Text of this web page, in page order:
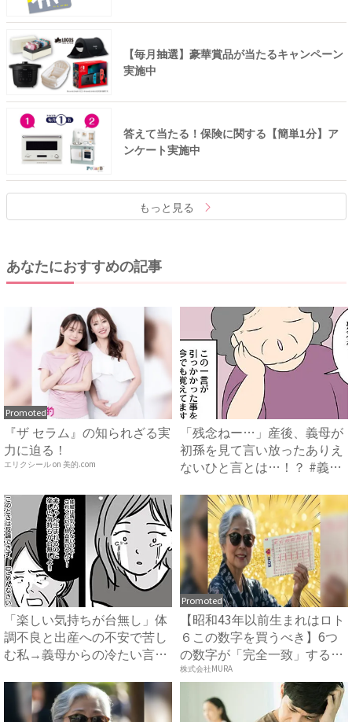
【毎月抽選】豪華賞品が当たるキャンペーン
実施中
答えて当たる！保険に関する【簡単1分】ア
ンケート実施中
もっと見る
あなたにおすすめの記事
Promoted
『ザ セラム』の知られざる実
力に迫る！
エリクシール on 美的.com
「残念ねー…」産後、義母が
初孫を見て言い放ったありえ
ないひと言とは…！？ #義
「楽しい気持ちが台無し」体
調不良と出産への不安で苦し
む私→義母からの冷たい言葉
Promoted
【昭和43年以前生まれはロト
６この数字を買うべき】6つ
の数字が「完全一致」する
方...
株式会社MURA